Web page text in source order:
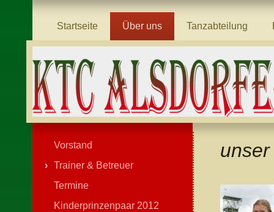
Startseite Über uns Tanzabteilung
Vorstand
Trainer & Betreuer
Termine
Kinderprinzenpaar 2012